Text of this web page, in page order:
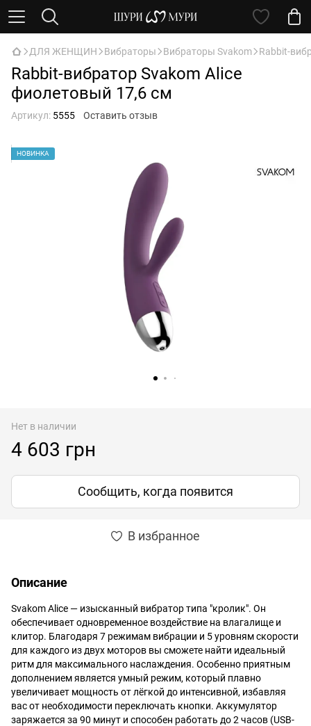
ДЛЯ ЖЕНЩИН Вибраторы Вибраторы Svakom Rabbit-
Rabbit-вибратор Svakom Alice
фиолетовый 17,6 см
Артикул: 5555 Оставить отзыв
НОВИНКА
Нет в наличии
4 603 грн
Сообщить, когда появится
В избранное
Описание
Svakom Alice — изысканный вибратор типа "кролик". Он
обеспечивает одновременное воздействие на влагалище и
клитор. Благодаря 7 режимам вибрации и 5 уровням скорости
для каждого из двух моторов вы сможете найти идеальный
ритм для максимального наслаждения. Особенно приятным
дополнением является умный режим, который плавно
увеличивает мощность от лёгкой до интенсивной, избавляя
вас от необходимости переключать кнопки. Аккумулятор
заряжается за 90 минут и способен работать до 2 часов (USB-